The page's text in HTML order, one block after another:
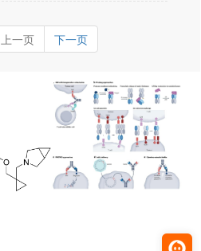
靶点药理机制的金标准化学探
针。
上一页 下一页